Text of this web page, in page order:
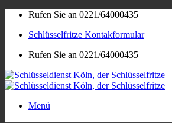
Zum
springen
Rufen Sie an 0221/64000435
Schlüsselfritze Kontakformular
Rufen Sie an 0221/64000435
Menü